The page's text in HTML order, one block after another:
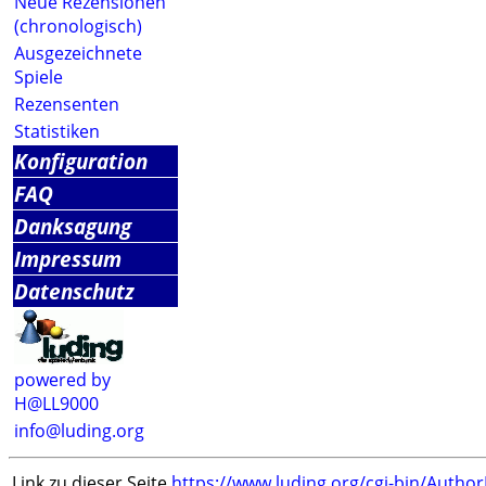
(chronologisch)
Ausgezeichnete
Spiele
Rezensenten
Statistiken
Konfiguration
FAQ
Danksagung
Impressum
Datenschutz
powered by
H@LL9000
info@luding.org